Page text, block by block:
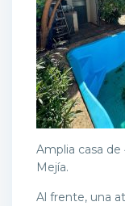
Amplia casa
Mejía.
Al frente, una